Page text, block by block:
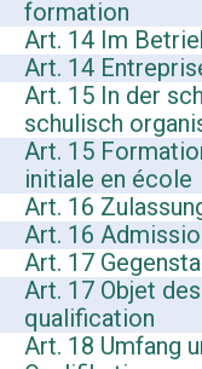
formation
Art. 14 Im
Art. 14
Art. 15 In der
schulisch
Art. 15
initiale en école
Art. 16
Art. 16
Art. 17
Art. 17 Objet
qualification
Art. 18 Umfang